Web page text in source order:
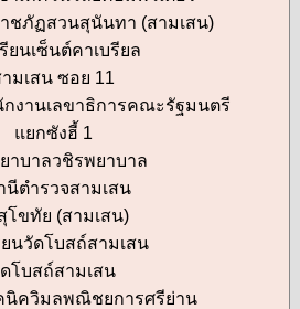
ชภัฏสวนสุนันทา (สามเสน)
รียนเซ็นต์คาเบรียล
มเสน ซอย 11
งานเลขาธิการคณะรัฐมนตรี
แยกซังฮี้ 1
าบาลวชิรพยาบาล
นีตำรวจสามเสน
โขทัย (สามเสน)
ยนวัดโบสถ์สามเสน
โบสถ์สามเสน
คนิควิมลพณิชยการศรีย่าน